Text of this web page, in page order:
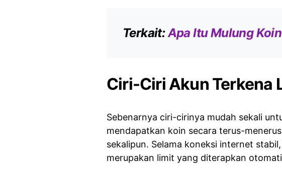
Terkait:Apa Itu Mulung
Ciri-Ciri Akun Terkena
Sebenarnya ciri-cirinya mudah sekali
mendapatkan koin secara terus-
sekalipun. Selama koneksi internet
merupakan limit yang diterapkan